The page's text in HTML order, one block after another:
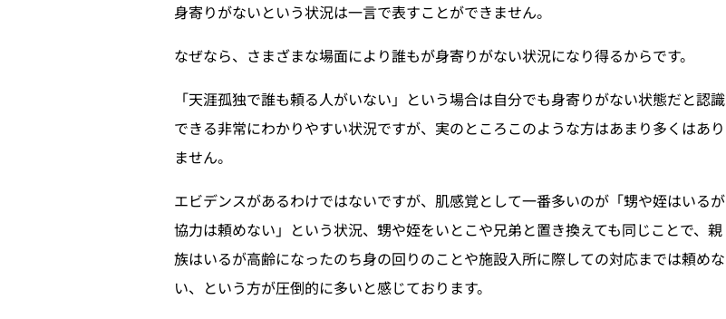
身寄りがないという状況は一言で表すことができません。
なぜなら、さまざまな場面により誰もが身寄りがない状況になり得るからです。
「天涯孤独で誰も頼る人がいない」という場合は自分でも身寄りがない状態だと認識
できる非常にわかりやすい状況ですが、実のところこのような方はあまり多くはあり
ません。
エビデンスがあるわけではないですが、肌感覚として一番多いのが「甥や姪はいるが
協力は頼めない」という状況、甥や姪をいとこや兄弟と置き換えても同じことで、親
族はいるが高齢になったのち身の回りのことや施設入所に際しての対応までは頼めな
い、という方が圧倒的に多いと感じております。